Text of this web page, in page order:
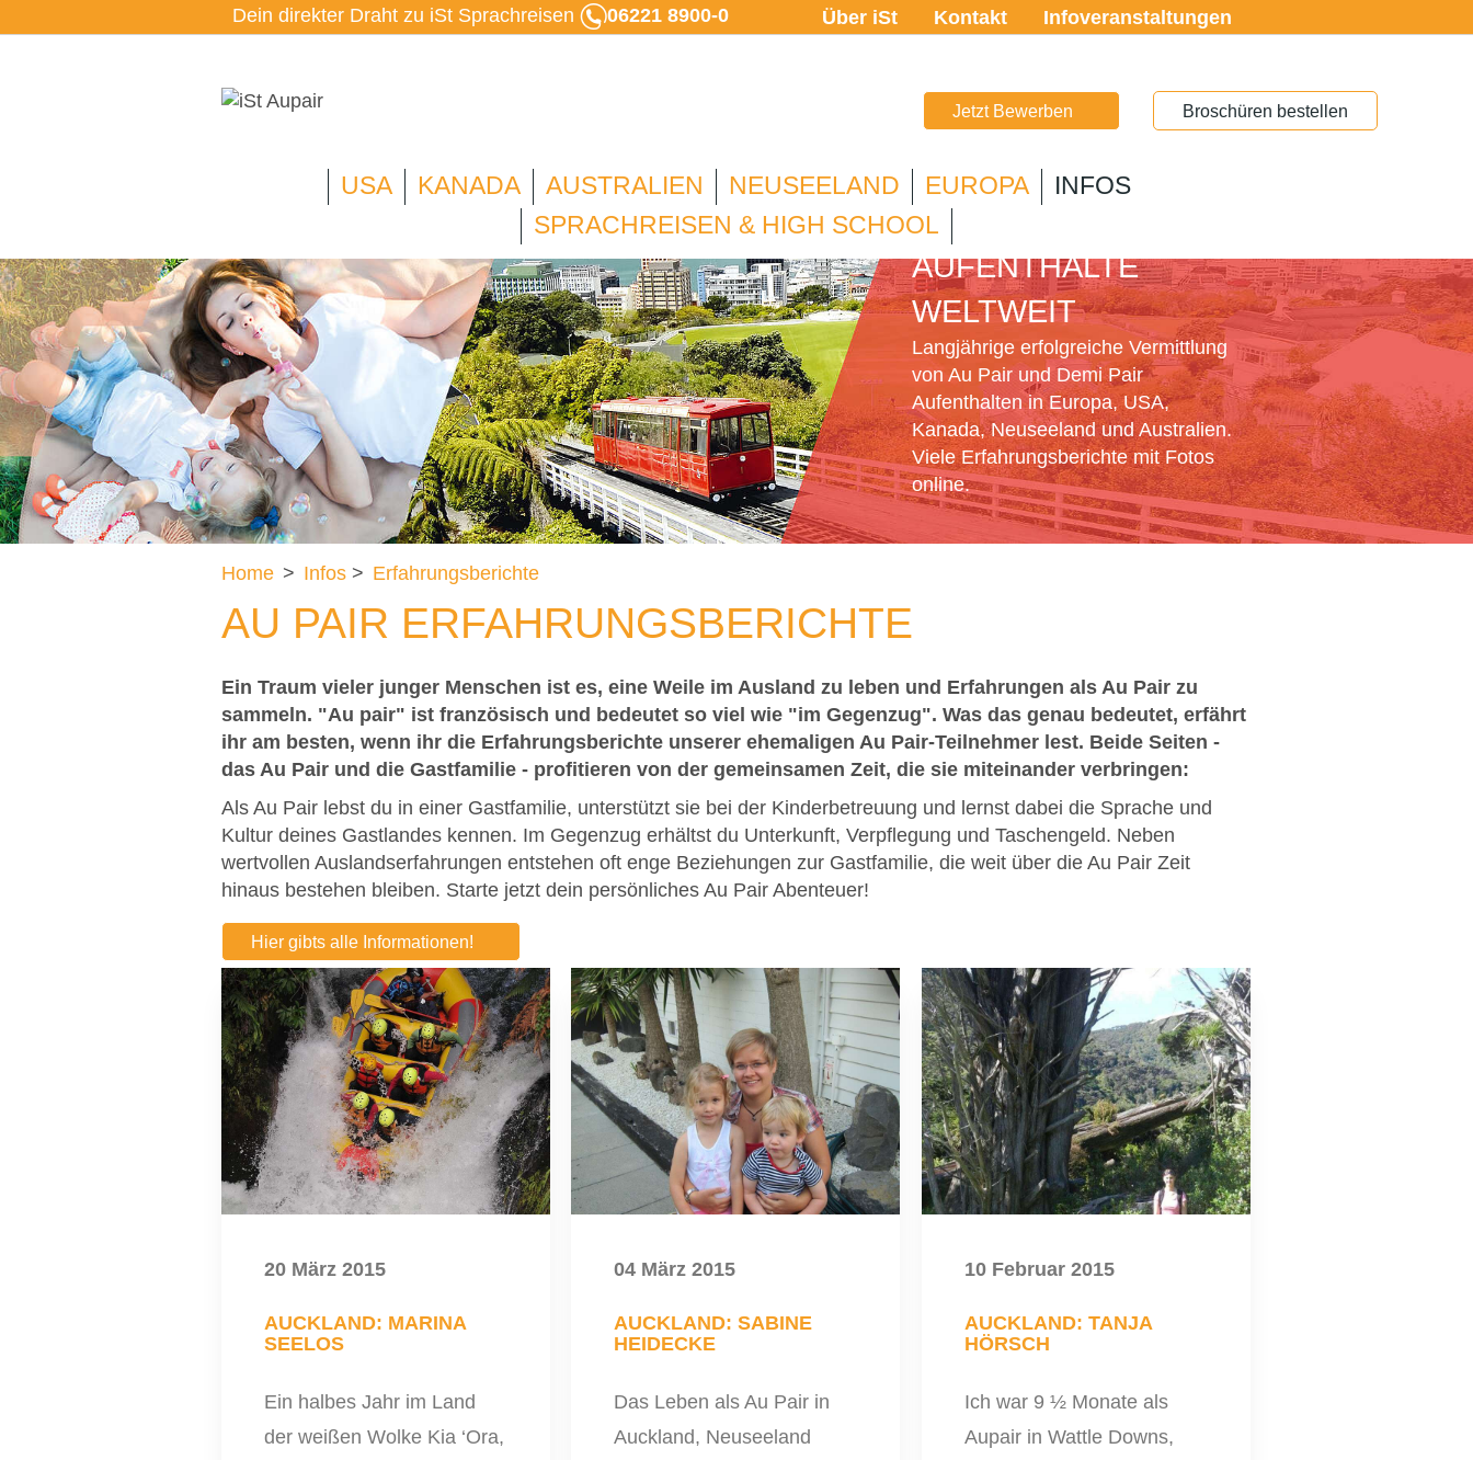
Dein direkter Draht zu iSt Sprachreisen 06221 8900-0 Über iSt Kontakt Infoveranstaltungen
Jetzt Bewerben Broschüren bestellen
USA KANADA AUSTRALIEN NEUSEELAND EUROPA
INFOS
SPRACHREISEN & HIGH SCHOOLAU PAIR
AUFENTHALTE
WELTWEIT
Langjährige erfolgreiche Vermittlung
von Au Pair und Demi Pair
Aufenthalten in Europa, USA,
Kanada, Neuseeland und Australien.
Viele Erfahrungsberichte mit Fotos
online.
Home > Infos > Erfahrungsberichte
AU PAIR ERFAHRUNGSBERICHTE
Ein Traum vieler junger Menschen ist es, eine Weile im Ausland zu leben und Erfahrungen als Au Pair zu
sammeln. "Au pair" ist französisch und bedeutet so viel wie "im Gegenzug". Was das genau bedeutet, erfährt
ihr am besten, wenn ihr die Erfahrungsberichte unserer ehemaligen Au Pair-Teilnehmer lest. Beide Seiten -
das Au Pair und die Gastfamilie - profitieren von der gemeinsamen Zeit, die sie miteinander verbringen:
Als Au Pair lebst du in einer Gastfamilie, unterstützt sie bei der Kinderbetreuung und lernst dabei die Sprache und
Kultur deines Gastlandes kennen. Im Gegenzug erhältst du Unterkunft, Verpflegung und Taschengeld. Neben
wertvollen Auslandserfahrungen entstehen oft enge Beziehungen zur Gastfamilie, die weit über die Au Pair Zeit
hinaus bestehen bleiben. Starte jetzt dein persönliches Au Pair Abenteuer!
Hier gibts alle Informationen!
20 März 2015
AUCKLAND: MARINA
SEELOS
Ein halbes Jahr im Land
der weißen Wolke Kia ‘Ora,
04 März 2015
AUCKLAND: SABINE
HEIDECKE
Das Leben als Au Pair in
Auckland, Neuseeland
10 Februar 2015
AUCKLAND: TANJA
HÖRSCH
Ich war 9 ½ Monate als
Aupair in Wattle Downs,